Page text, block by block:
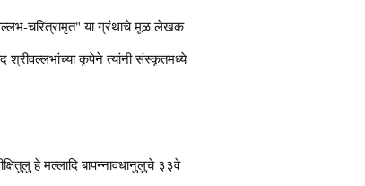
चरित्रामृत" या ग्रंथाचे मूळ लेखक
श्रीवल्लभांच्या कृपेने त्यांनी संस्कृतमध्ये
हे मल्लादि बापन्नावधानुलुचे ३३वे